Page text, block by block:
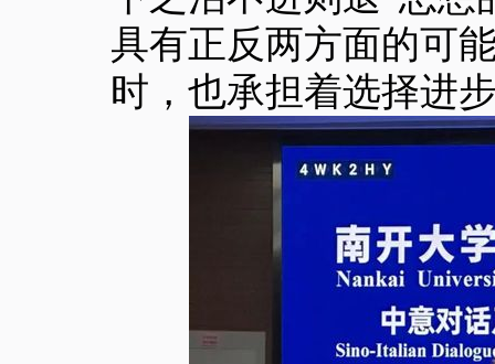
具有正反两方面的可
时，也承担着选择进